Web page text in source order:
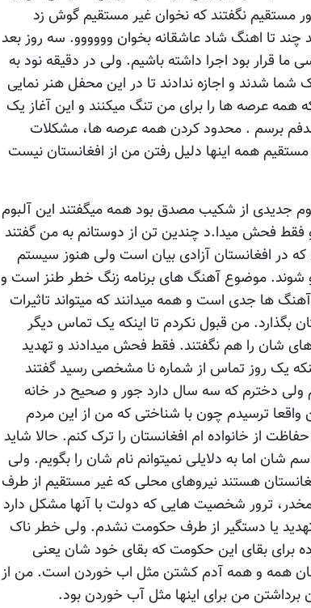
مستقیم نگفتند که نخوان غیر مستقیم گوش زد
چند تا اهنگ شاد عاشقانه بخوان وووووو. سه روز بعد
قرار بود اجرا داشته باشیم. ولی در دقیقه نود به
شما شدند و اجازه ندادند تا در این محفل هنر نمایی
عرصه ها را برای من تنگ میکنند و این آغاز یک
هدفم برسم . محدود کردن همه عرصه ها، مشکلات
همه اینها دلیل رفتن من از افغانستان نیست
جدیدی از شکیب مصدق بود همه میگفتند این آلبوم
فحش میدا.د چندین تن از دوستانم به من گفتند
در افغانستان آزادی بیان است ولی هنوز سیستم
شوند. موضوع آهنگ های برنامه زنگ خطر طنز است و
ها جدی است و همه میدانند که میتواند تاثیرات
بگذارد. من قبول نکردم تا اینکه یک تماس دیگر
شان را هم نگفتند. فقط فحش میدادند و تهدید
یک روز تماس از شماره نا مشخصی رسید گفتند
دخترم که سه سال دارد جور و صحیح در خانه
واقعا ترسیدم چون با شناختی که من از این مردم
از خانواده ام افغانستان را ترک کنم. حالا شاید
اما به دلایلی نمیتوانم نام شان را بگویم. ولی
هستند نیروهای محلی که غیر مستقیم از طرف
ترور شخصیت هایی که دولت با آنها مشکل دارد
یا دستگیر از طرف حکومت نشدم. ولی خطر ناک
بقای این حکومت که بقای خود شان یعنی
همه و همه آدم کشتن مثل اب خوردن است. من از
من برای اینها مثل آب خوردن بود.